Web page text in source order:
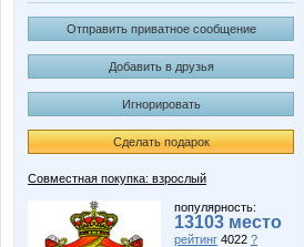
Отправить приватное сообщение
Добавить в друзья
Игнорировать
Сделать подарок
Совместная покупка: взрослый
популярность:
13103 место
рейтинг 4022 ?